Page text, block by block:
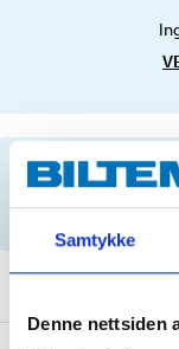
Samtykke
Denne nettsiden
Viktig
hjelp av